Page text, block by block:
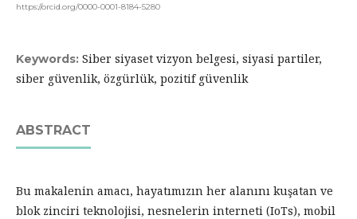
https://orcid.org/0000-0001-8184-5280
Keywords: Siber siyaset vizyon belgesi, siyasi partiler,
siber güvenlik, özgürlük, pozitif güvenlik
ABSTRACT
Bu makalenin amacı, hayatımızın her alanını kuşatan ve
blok zinciri teknolojisi, nesnelerin interneti (IoTs), mobil